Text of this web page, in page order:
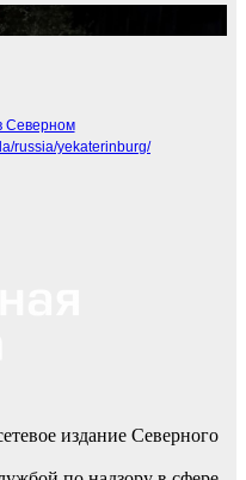
Северном
russia/yekaterinburg/
издание Северного